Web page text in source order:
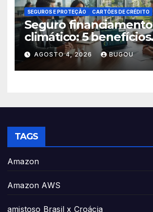
SEGUROS E PROTEÇÃO CARTÕES DE CRÉDITO
Seguro financiamento
climático: 5 benefícios
essenciais
AGOSTO 4, 2026 BUGOU
TAGS
Amazon
Amazon AWS
amistoso Brasil x Croácia